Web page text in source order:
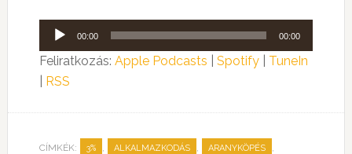
Audió
lejátszó
00:00 00:00
Feliratkozás: Apple Podcasts Spotify| TuneIn
RSS
CÍMKÉK: 3% , ALKALMAZKODÁS , ARANYKÖPÉS ,